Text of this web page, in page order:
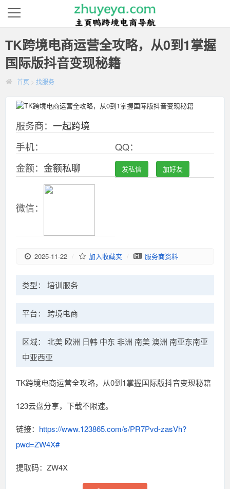
TK跨境电商运营全攻略，从0到1掌握
国际版抖音变现秘籍
首页 > 找服务
服务商： 一起跨境
手机：
QQ：
金额： 金额私聊 发私信 加好友
微信：
2025-11-22 加入收藏夹 服务商资料
类型： 培训服务
平台： 跨境电商
区域： 北美 欧洲 日韩 中东 非洲 南美 澳洲 南亚东南亚
中亚西亚
TK跨境电商运营全攻略，从0到1掌握国际版抖音变现秘籍
123云盘分享，下载不限速。
链接： https://www.123865.com/s/PR7Pvd-zasVh?
pwd=ZW4X#
提取码：ZW4X